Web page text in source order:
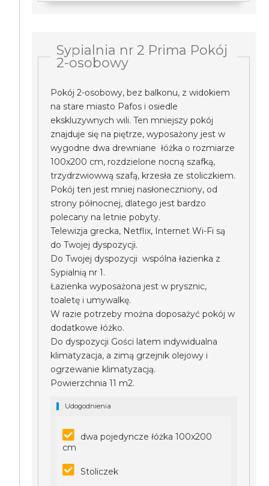
Sypialnia nr 2 Prima Pokój
2-osobowy
Pokój 2-osobowy, bez balkonu, z widokiem
na stare miasto Pafos i osiedle
ekskluzywnych wili. Ten mniejszy pokój
znajduje się na piętrze, wyposażony jest w
wygodne dwa drewniane łóżka o rozmiarze
100x200 cm, rozdzielone nocną szafką,
trzydrzwiowwą szafą, krzesła ze stoliczkiem.
Pokój ten jest mniej nasłoneczniony, od
strony północnej, dlatego jest bardzo
polecany na letnie pobyty.
Telewizja grecka, Netflix, Internet Wi-Fi są
do Twojej dyspozycji.
Do Twojej dyspozycji wspólna łazienka z
Sypialnią nr 1.
Łazienka wyposażona jest w prysznic,
toaletę i umywalkę.
W razie potrzeby można doposażyć pokój w
dodatkowe łóżko.
Do dyspozycji Gości latem indywidualna
klimatyzacja, a zimą grzejnik olejowy i
ogrzewanie klimatyzacją.
Powierzchnia 11 m2.
Udogodnienia
dwa pojedyncze łóżka 100x200
cm
Stoliczek